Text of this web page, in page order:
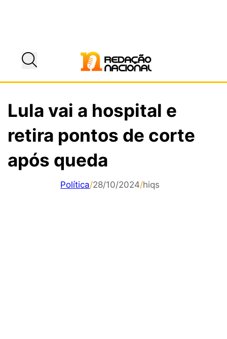
Lula vai a hospital e
retira pontos de corte
após queda
Política/28/10/2024/hiqs